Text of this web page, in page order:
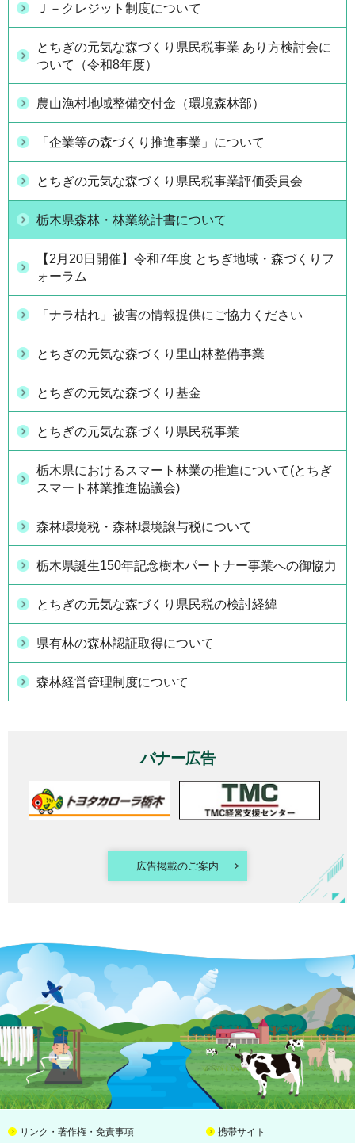
Ｊ－クレジット制度について
とちぎの元気な森づくり県民税事業 あり方検討会に
ついて（令和8年度）
農山漁村地域整備交付金（環境森林部）
「企業等の森づくり推進事業」について
とちぎの元気な森づくり県民税事業評価委員会
栃木県森林・林業統計書について
【2月20日開催】令和7年度 とちぎ地域・森づくりフ
ォーラム
「ナラ枯れ」被害の情報提供にご協力ください
とちぎの元気な森づくり里山林整備事業
とちぎの元気な森づくり基金
とちぎの元気な森づくり県民税事業
栃木県におけるスマート林業の推進について(とちぎ
スマート林業推進協議会)
森林環境税・森林環境譲与税について
栃木県誕生150年記念樹木パートナー事業への御協力
とちぎの元気な森づくり県民税の検討経緯
県有林の森林認証取得について
森林経営管理制度について
バナー広告
広告掲載のご案内
リンク・著作権・免責事項 携帯サイト